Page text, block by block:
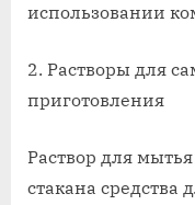
использовании
2. Растворы для
приготовления
Раствор для
стакана средства